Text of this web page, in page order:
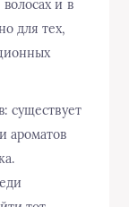
и в
для тех,
существует
ароматов